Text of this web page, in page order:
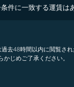
件に一致する運賃は
去48時間以内に閲覧さ
じめご了承ください。